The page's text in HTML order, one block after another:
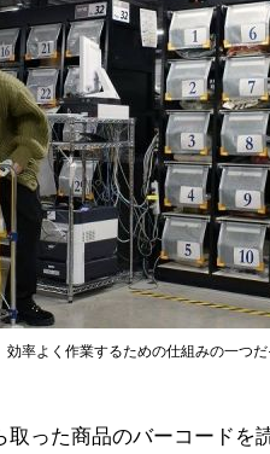
効率よく作業するための仕組みの一つ
取った商品のバーコードを